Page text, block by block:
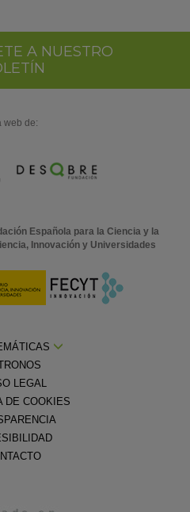
A NUESTRO
web de:
Española para la Ciencia y la
Innovación y Universidades
LEGAL
DE COOKIES